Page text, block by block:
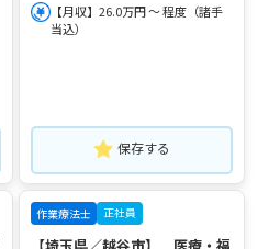
【月収】26.0万円 ～ 程度（諸手
当込）
保存する
作業療法士 正社員
【埼玉県／越谷市】 医療・福